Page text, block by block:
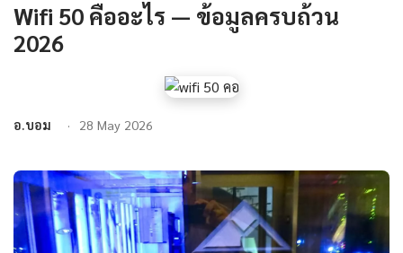
Wifi 50 คืออะไร — ข้อมูลครบถ้วน
2026
อ.บอม 28 May 2026